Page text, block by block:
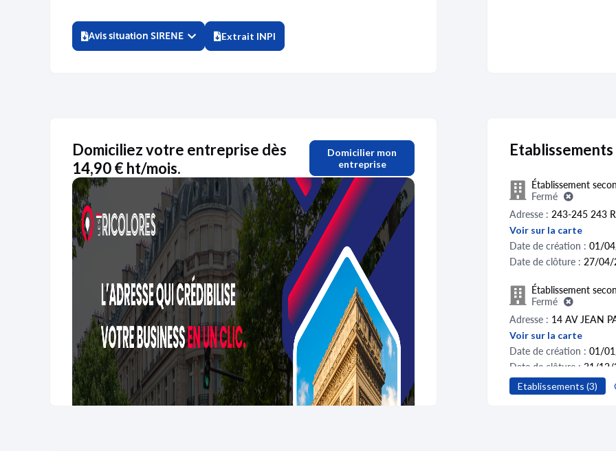
Avis situation SIRENE Extrait INPI
Domiciliez votre entreprise dès
14,90 € ht/mois.
Domicilier mon
entreprise
Établissement
Fermé
Adresse : 243-245 243
Voir sur la carte
Date de création : 01/
Date de clôture : 27/04/
Établissement
Fermé
Adresse : 14 AV JEAN
Voir sur la carte
Date de création : 01/
Date de clôture : 31/12/
Activité distincte :Vente
Etablissements (3)